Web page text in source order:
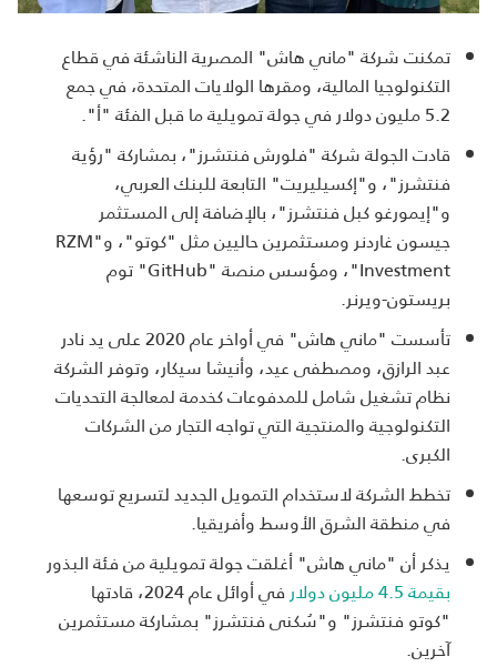
تمكنت شركة "ماني هاش" المصرية الناشئة في قطاع
التكنولوجيا المالية، ومقرها الولايات المتحدة، في جمع
5.2 مليون دولار في جولة تمويلية ما قبل الفئة "أ".
قادت الجولة شركة "فلورش فنتشرز"، بمشاركة "رؤية
فنتشرز"، و"إكسيليريت" التابعة للبنك العربي،
و"إيمورغو كبل فنتشرز"، بالإضافة إلى المستثمر
جيسون غاردنر ومستثمرين حاليين مثل "كوتو"، و"RZM
Investment"، ومؤسس منصة "GitHub" توم
بريستون-ويرنر.
تأسست "ماني هاش" في أواخر عام 2020 على يد نادر
عبد الرازق، ومصطفى عيد، وأنيشا سيكار، وتوفر الشركة
نظام تشغيل شامل للمدفوعات كخدمة لمعالجة التحديات
التكنولوجية والمنتجية التي تواجه التجار من الشركات
الكبرى.
تخطط الشركة لاستخدام التمويل الجديد لتسريع توسعها
في منطقة الشرق الأوسط وأفريقيا.
يذكر أن "ماني هاش" أغلقت جولة تمويلية من فئة البذور
بقيمة 4.5 مليون دولار
في أوائل عام 2024، قادتها
"كوتو فنتشرز" و"سُكنى فنتشرز" بمشاركة مستثمرين
آخرين.